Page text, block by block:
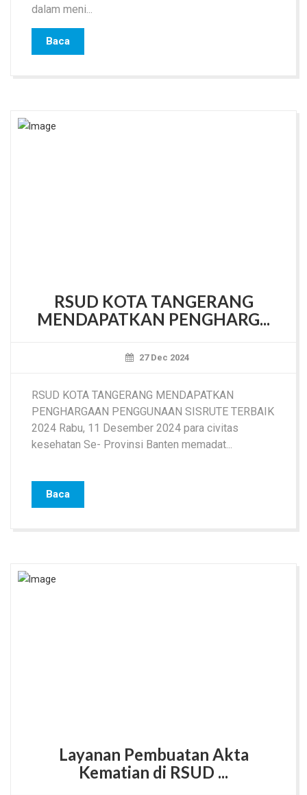
dalam meni...
Baca
RSUD KOTA TANGERANG
MENDAPATKAN PENGHARG...
27 Dec 2024
RSUD KOTA TANGERANG MENDAPATKAN
PENGHARGAAN PENGGUNAAN SISRUTE TERBAIK
2024 Rabu, 11 Desember 2024 para civitas
kesehatan Se- Provinsi Banten memadat...
Baca
Layanan Pembuatan Akta
Kematian di RSUD ...